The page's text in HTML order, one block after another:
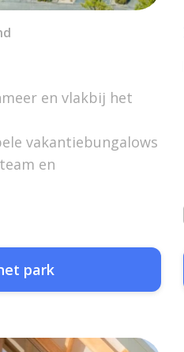
en vlakbij het
vakantiebungalows
en
park